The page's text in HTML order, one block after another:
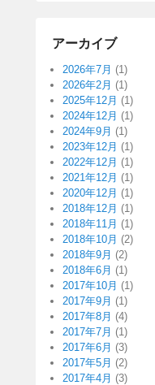
アーカイブ
2026年7月 (1)
2026年2月 (1)
2025年12月 (1)
2024年12月 (1)
2024年9月 (1)
2023年12月 (1)
2022年12月 (1)
2021年12月 (1)
2020年12月 (1)
2018年12月 (1)
2018年11月 (1)
2018年10月 (2)
2018年9月 (2)
2018年6月 (1)
2017年10月 (1)
2017年9月 (1)
2017年8月 (4)
2017年7月 (1)
2017年6月 (3)
2017年5月 (2)
2017年4月 (3)